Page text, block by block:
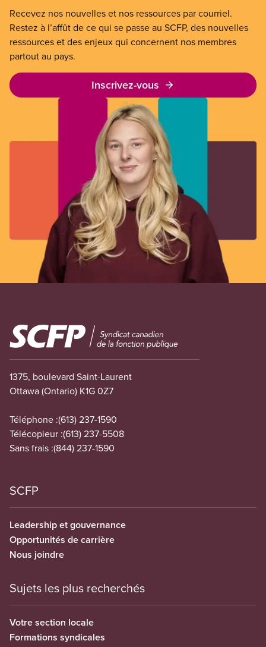
Recevez nos nouvelles et nos ressources par courriel.
Restez à l’affût de ce qui se passe au SCFP, des nouvelles
ressources et des enjeux qui concernent nos membres
partout au pays.
Inscrivez-vous
Image
1375, boulevard Saint-Laurent
Ottawa (Ontario) K1G 0Z7
Téléphone :(613) 237-1590
Télécopieur :(613) 237-5508
Sans frais :(844) 237-1590
SCFP
Leadership et gouvernance
Opportunités de carrière
Nous joindre
Sujets les plus recherchés
Votre section locale
Formations syndicales